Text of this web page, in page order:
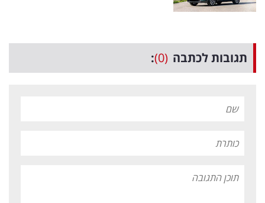
תגובות לכתבה (0)
: